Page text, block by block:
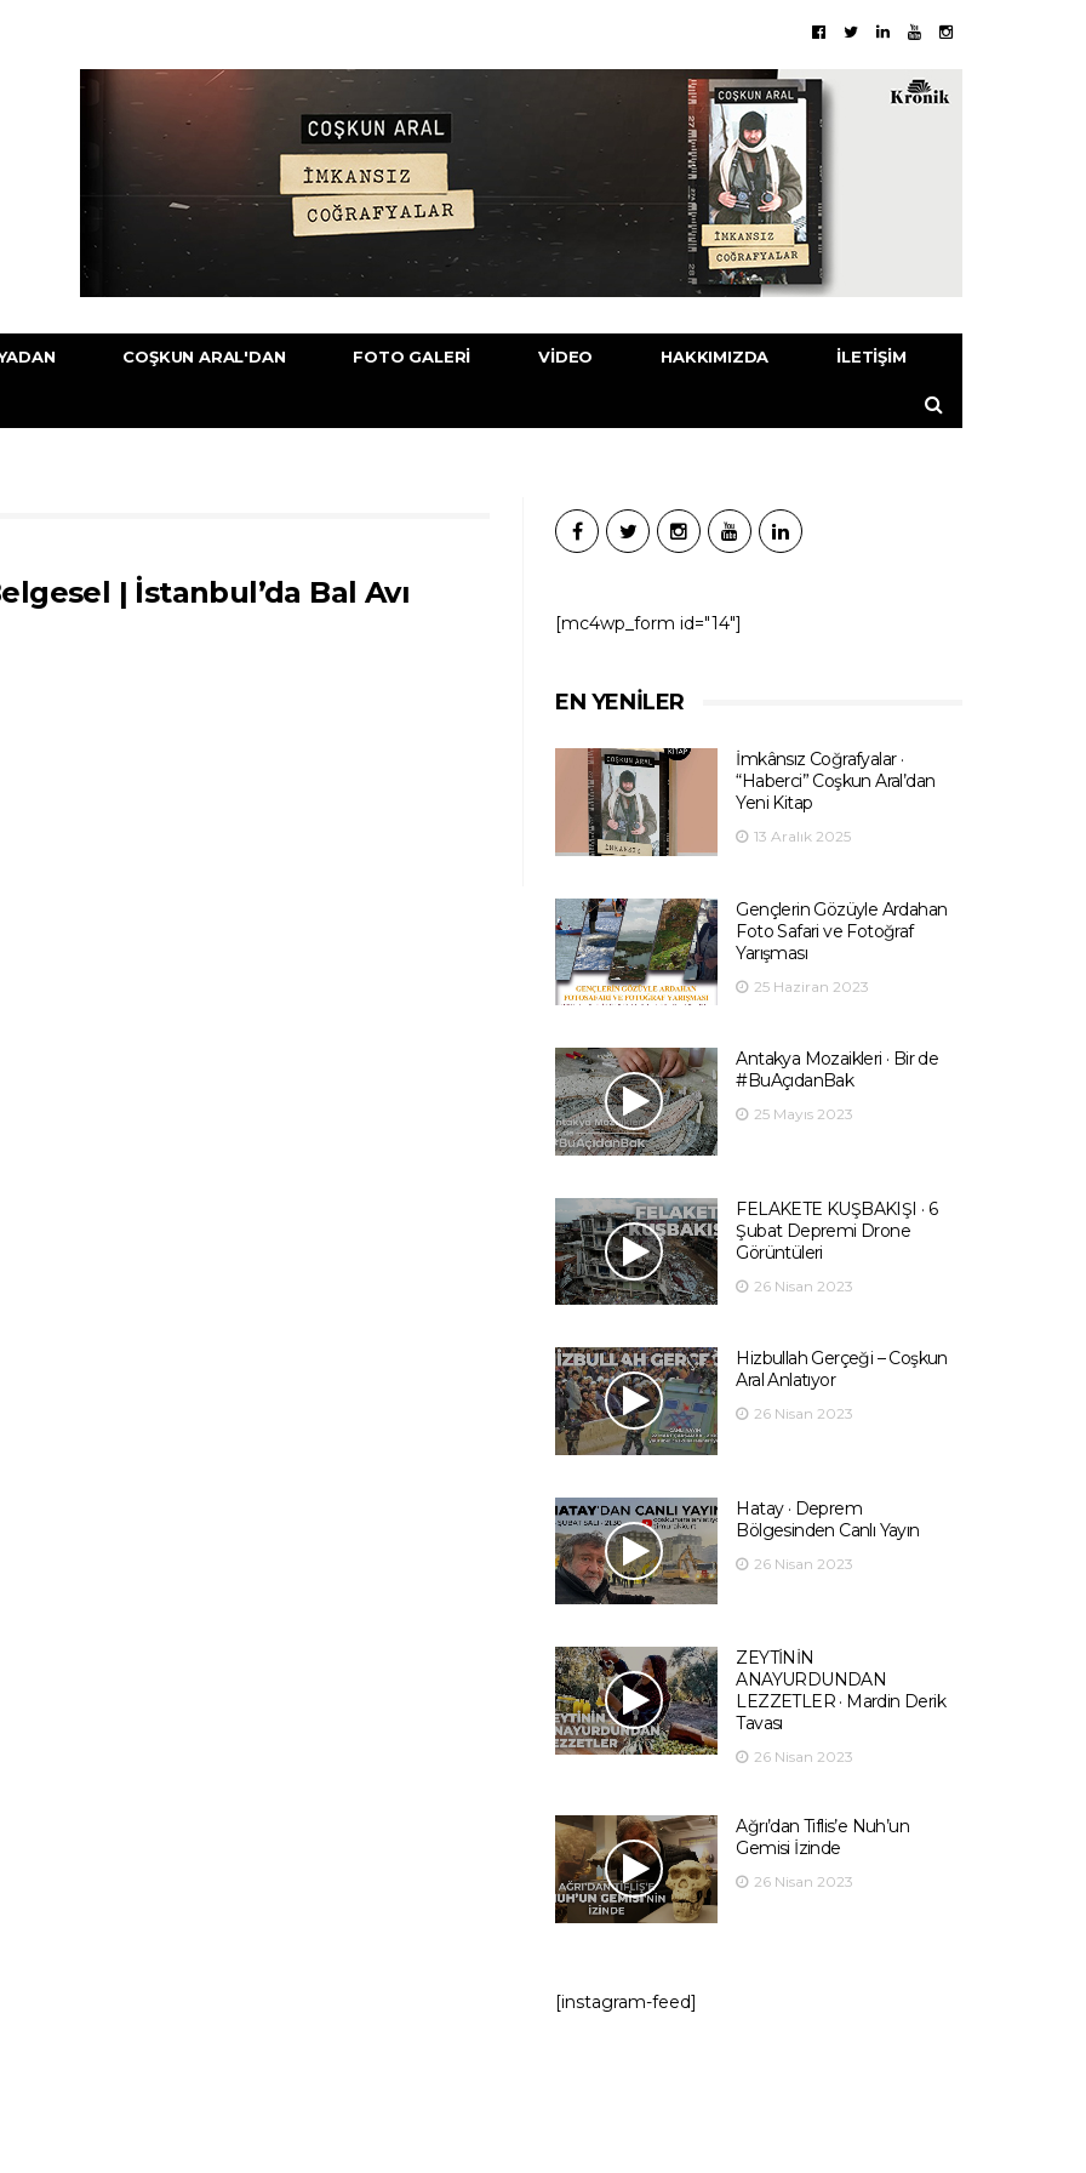
COŞKUN ARAL'DAN FOTO GALERI VIDEO HAKKIMIZDA İLETIŞIM
| İstanbul’da Bal Avı
[mc4wp_form id="14"]
EN YENILER
İmkânsız Coğrafyalar ·
“Haberci” Coşkun Aral’dan
Yeni Kitap
13 Aralık 2025
Gençlerin Gözüyle Ardahan
Foto Safari ve Fotoğraf
Yarışması
25 Haziran 2023
Antakya Mozaikleri · Bir de
#BuAçıdanBak
25 Mayıs 2023
FELAKETE KUŞBAKIŞI · 6
Şubat Depremi Drone
Görüntüleri
26 Nisan 2023
Hizbullah Gerçeği – Coşkun
Aral Anlatıyor
26 Nisan 2023
Hatay · Deprem
Bölgesinden Canlı Yayın
26 Nisan 2023
ZEYTİNİN
ANAYURDUNDAN
LEZZETLER · Mardin Derik
Tavası
26 Nisan 2023
Ağrı’dan Tiflis’e Nuh’un
Gemisi İzinde
26 Nisan 2023
[instagram-feed]